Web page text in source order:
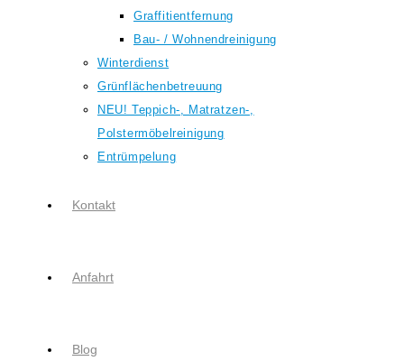
Graffitientfernung
Bau- / Wohnendreinigung
Winterdienst
Grünflächenbetreuung
NEU! Teppich-, Matratzen-,
Polstermöbelreinigung
Entrümpelung
Kontakt
Anfahrt
Blog